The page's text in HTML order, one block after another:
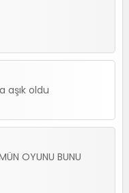
aşık oldu
OYUNU BUNU